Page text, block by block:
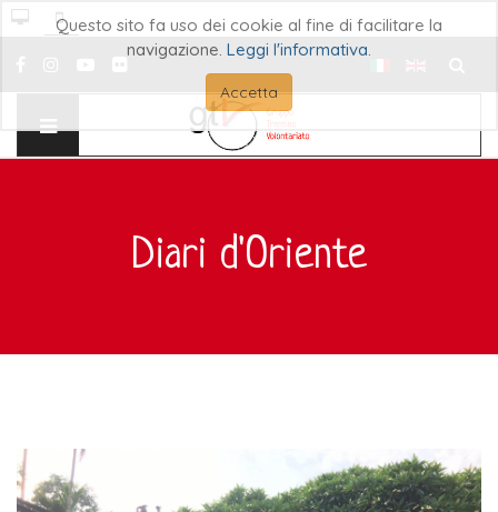
Questo sito fa uso dei cookie al fine di facilitare la
navigazione. Leggi l'informativa.
Accetta
Diari d'Oriente